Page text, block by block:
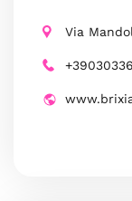
Via